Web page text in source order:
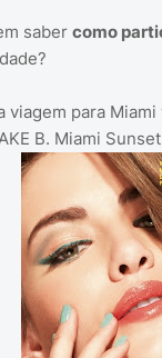
saber como
viagem para
B. Miami